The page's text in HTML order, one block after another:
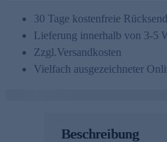
30 Tage kostenfreie
Lieferung innerhalb von 3-5
Zzgl.Versandkosten
Vielfach ausgezeichneter
Beschreibung